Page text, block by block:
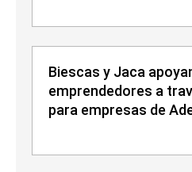
Biescas y Jaca
emprendedores a
para empresas de